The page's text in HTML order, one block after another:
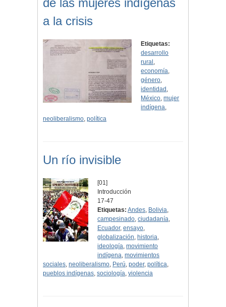
de las mujeres indígenas
a la crisis
Etiquetas:
desarrollo
rural ,
economía,
género,
identidad ,
México,mujer
indígena,
neoliberalismo, política
Un río invisible
[01]
Introducción
17-47
Etiquetas: Andes, Bolivia,
campesinado,ciudadanía,
Ecuador,ensayo,
globalización, historia,
ideología,movimiento
indígena,movimientos
sociales, neoliberalismo, Perú, poder, política,
pueblos indígenas, sociología, violencia